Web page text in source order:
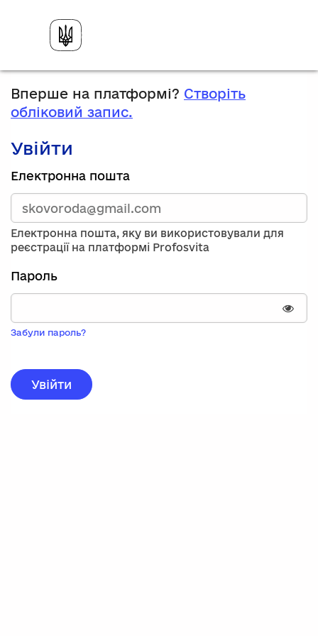
Вперше на платформі? Створіть
обліковий запис.
Увійти
Зареєструйтесь,
використавши
електронну
адресу
та
пароль.
Якщо
вас
немає
запису,
натисніть
реєстрації.
Електронна пошта
Електронна пошта, яку ви використовували для
реєстрації на платформі Profosvita
Пароль
Забули пароль?
Увійти